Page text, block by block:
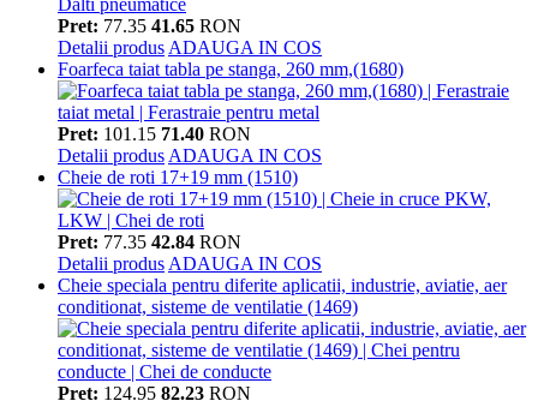
Pret: 77.35 41.65 RON
Detalii produs ADAUGA IN COS
Foarfeca taiat tabla pe stanga, 260 mm,(1680)
Pret: 101.15 71.40 RON
Detalii produs ADAUGA IN COS
Cheie de roti 17+19 mm (1510)
Pret: 77.35 42.84 RON
Detalii produs ADAUGA IN COS
Cheie speciala pentru diferite aplicatii, industrie, aviatie, aer
conditionat, sisteme de ventilatie (1469)
Pret: 124.95 82.23 RON